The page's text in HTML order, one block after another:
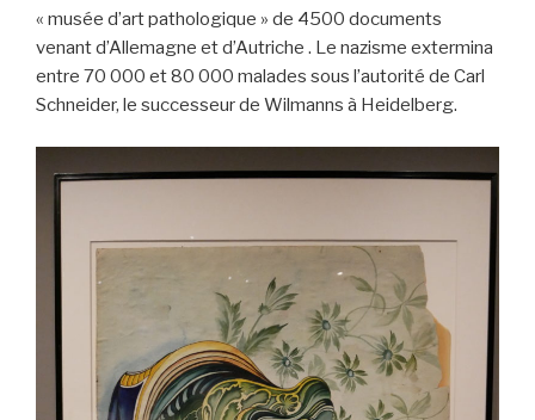
« musée d’art pathologique » de 4500 documents
venant d’Allemagne et d’Autriche . Le nazisme extermina
entre 70 000 et 80 000 malades sous l’autorité de Carl
Schneider, le successeur de Wilmanns à Heidelberg.